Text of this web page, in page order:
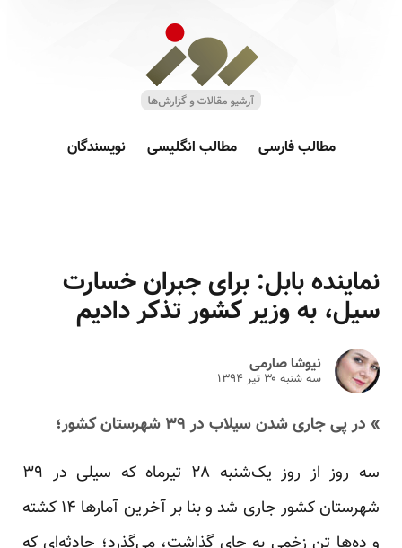
مطالب فارسی مطالب انگلیسی نویسندگان
نماینده بابل: برای جبران خسارت
سیل، به وزیر کشور تذکر دادیم
نیوشا صارمی
سه شنبه ۳۰ تير ۱۳۹۴
» در پی جاری شدن سیلاب در ۳۹ شهرستان کشور؛
سه روز از روز یک‌شنبه ۲۸ تیرماه که سیلی در ۳۹
شهرستان کشور جاری شد و بنا بر آخرین آمارها ۱۴ کشته